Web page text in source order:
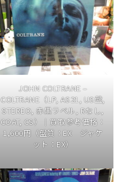
JOHN COLTRANE –
COLTRANE（LP, AS21, US盤,
STEREO, 赤黒ラベル, Rなし,
COAT, CS）｜買取参考価格：
1,600円（盤質：EX ジャケ
ット：EX）